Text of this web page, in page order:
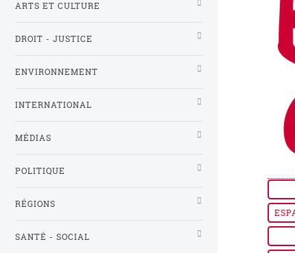
ARTS ET CULTURE
DROIT - JUSTICE
ENVIRONNEMENT
INTERNATIONAL
MÉDIAS
POLITIQUE
RÉGIONS
SANTÉ - SOCIAL